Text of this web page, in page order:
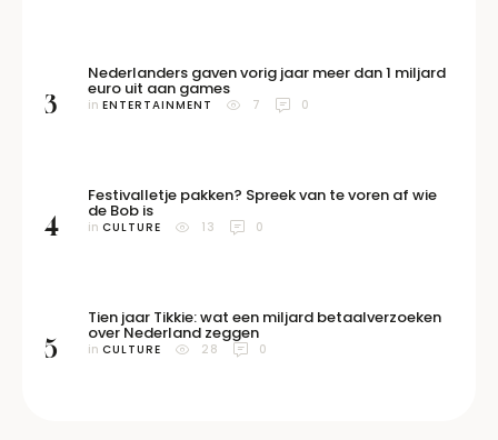
3
Nederlanders gaven vorig jaar meer dan 1 miljard
euro uit aan games
in ENTERTAINMENT 7 0
4
Festivalletje pakken? Spreek van te voren af wie
de Bob is
in CULTURE 13 0
5
Tien jaar Tikkie: wat een miljard betaalverzoeken
over Nederland zeggen
in CULTURE 28 0